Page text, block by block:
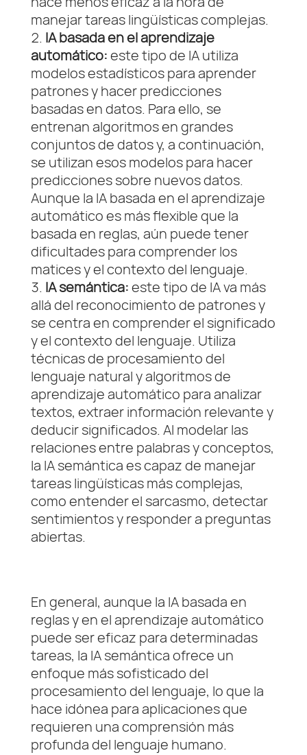
manejar tareas lingüísticas complejas.
IA basada en el aprendizaje
automático:este tipo de IA utiliza
modelos estadísticos para aprender
patrones y hacer predicciones
basadas en datos. Para ello, se
entrenan algoritmos en grandes
conjuntos de datos y, a continuación,
se utilizan esos modelos para hacer
predicciones sobre nuevos datos.
Aunque la IA basada en el aprendizaje
automático es más flexible que la
basada en reglas, aún puede tener
dificultades para comprender los
matices y el contexto del lenguaje.
IA semántica:este tipo de IA va más
allá del reconocimiento de patrones y
se centra en comprender el significado
y el contexto del lenguaje. Utiliza
técnicas de procesamiento del
lenguaje natural y algoritmos de
aprendizaje automático para analizar
textos, extraer información relevante y
deducir significados. Al modelar las
relaciones entre palabras y conceptos,
la IA semántica es capaz de manejar
tareas lingüísticas más complejas,
como entender el sarcasmo, detectar
sentimientos y responder a preguntas
abiertas.
En general, aunque la IA basada en
reglas y en el aprendizaje automático
puede ser eficaz para determinadas
tareas, la IA semántica ofrece un
enfoque más sofisticado del
procesamiento del lenguaje, lo que la
hace idónea para aplicaciones que
requieren una comprensión más
profunda del lenguaje humano.